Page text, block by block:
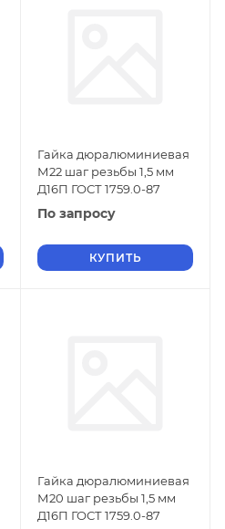
Гайка дюралюминиевая
М22 шаг резьбы 1,5 мм
Д16П ГОСТ 1759.0-87
По запросу
КУПИТЬ
Гайка дюралюминиевая
М20 шаг резьбы 1,5 мм
Д16П ГОСТ 1759.0-87